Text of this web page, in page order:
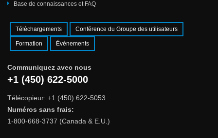
Base de connaissances et FAQ
Téléchargements Conférence du Groupe des utilisateurs
Formation Événements
Communiquez avec nous
+1 (450) 622-5000
Télécopieur: +1 (450) 622-5053
Numéros sans frais:
1-800-668-3737 (Canada & E.U.)